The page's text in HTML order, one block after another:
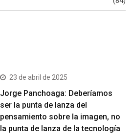
23 de abril de 2025
Jorge Panchoaga: Deberíamos
ser la punta de lanza del
pensamiento sobre la imagen, no
la punta de lanza de la tecnología